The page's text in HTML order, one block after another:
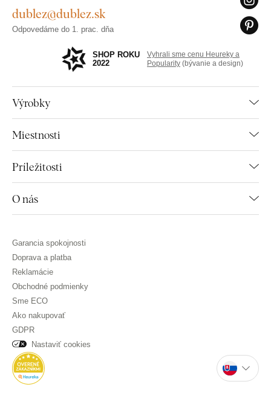
Výrobky
Miestnosti
Príležitosti
O nás
dublez@dublez.sk
Odpovedáme do 1. prac. dňa
SHOP ROKU
2022
Vyhrali sme cenu Heureky a
Popularity (bývanie a design)
Garancia spokojnosti
Doprava a platba
Reklamácie
Obchodné podmienky
Sme ECO
Ako nakupovať
GDPR
Nastaviť cookies